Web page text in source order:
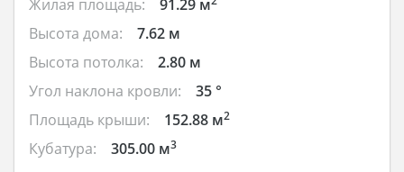
Жилая площадь: 91.29 м
Высота дома:
7.62 м
Высота потолка:
2.80 м
Угол наклона кровли:
35 °
Площадь крыши:
152.88 м2
Кубатура: 305.00 м3